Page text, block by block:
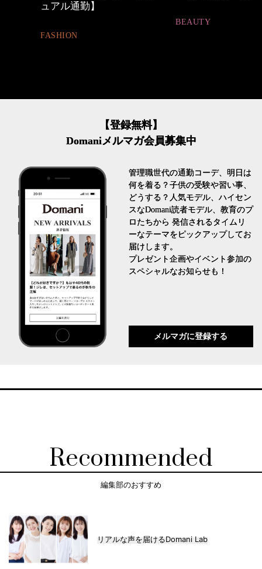
【登録無料】
Domaniメルマガ会員募集中
管理職世代の通勤コーデ、明日は
何を着る？子供の受験や習い事、
どうする？人気モデル、ハイセン
スなDomani読者モデル、教育のプ
ロたちから 発信されるタイムリ
ーなテーマをピックアップしてお
届けします。
プレゼント企画やイベント参加の
スペシャルなお知らせも！
メルマガに登録する
Recommended
編集部のおすすめ
リアルな声を届けるDomani Lab